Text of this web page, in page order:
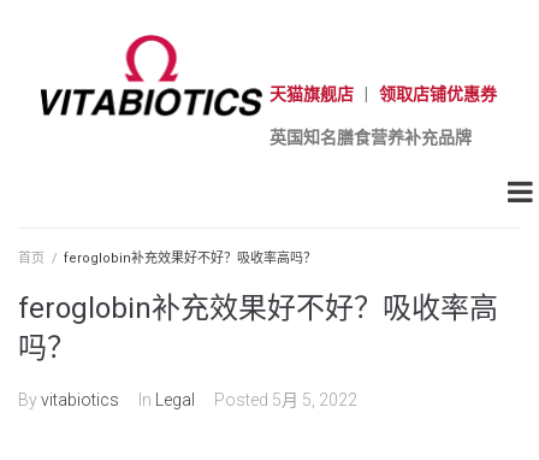
天猫旗舰店 领取店铺优惠券
英国知名膳食营养补充品牌
首页 / feroglobin补充效果好不好？吸收率高吗？
feroglobin补充效果好不好？吸收率高
吗？
Byvitabiotics In Legal Posted 5月 5, 2022